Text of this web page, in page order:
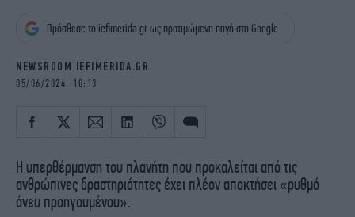
OSCARS
THE OCEAN
Πρόσθεσε το iefimerida.gr ως προτιμώμενη πηγή στη Google
NEWSROOM IEFIMERIDA.GR
05/06/2024 10:13
Η υπερθέρμανση του πλανήτη που προκαλείται από τις
ανθρώπινες δραστηριότητες έχει πλέον αποκτήσει «ρυθμό
άνευ προηγουμένου».